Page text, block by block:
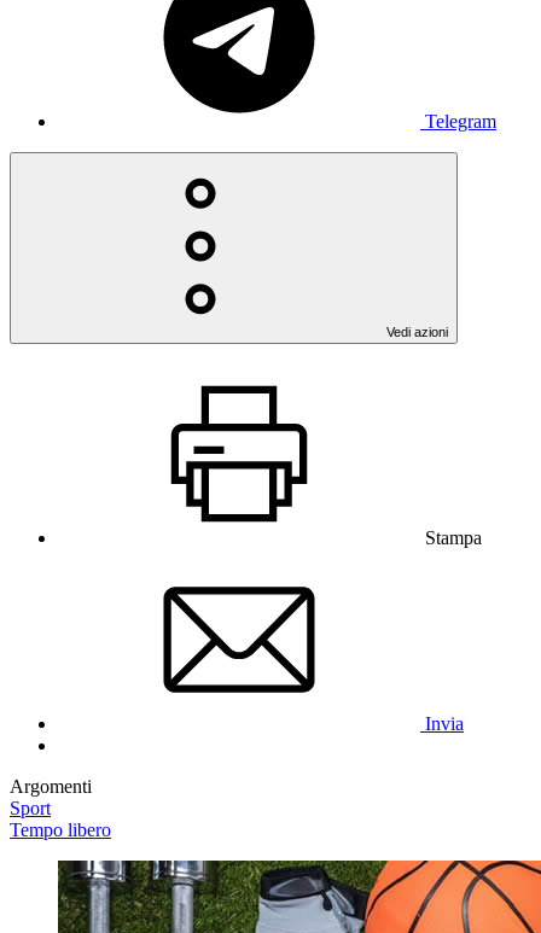
Telegram
Vedi azioni
Stampa
Invia
Argomenti
Sport
Tempo libero